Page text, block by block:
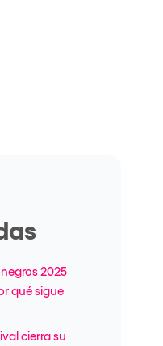
2025
qué sigue
cierra su